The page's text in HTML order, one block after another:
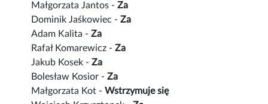
Małgorzata Jantos -Za
Dominik Jaśkowiec -Za
Adam Kalita -Za
Rafał Komarewicz -Za
Jakub Kosek -Za
Bolesław Kosior -Za
Małgorzata Kot -Wstrzymuje się